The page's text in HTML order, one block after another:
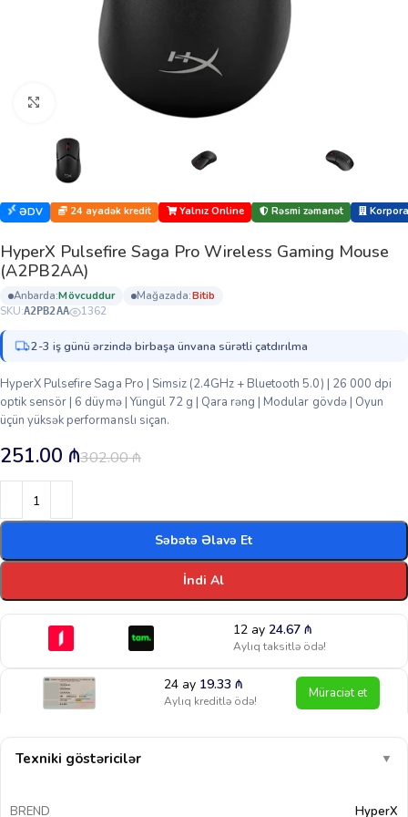
Böyütmək üçün klikləyin
ƏDV 24 ayadək kredit Yalnız Online Rəsmi zəmanət
HyperX Pulsefire Saga Pro Wireless Gaming Mouse
(A2PB2AA)
anbarda: mövcuddur mağazada:
bi̇ti̇b
SKU:A2PB2AA 1362
2-3 iş günü ərzində birbaşa ünvana sürətli çatdırılma
HyperX Pulsefire Saga Pro | Simsiz (2.4GHz + Bluetooth 5.0) | 26 000 dpi
optik sensör | 6 düymə | Yüngül 72 g | Qara rəng | Modular gövdə | Oyun
üçün yüksək performanslı siçan.
302.00₼
251.00 ₼
Səbətə Əlavə Et
İndi Al
12 ay 24.67 ₼
Aylıq taksitlə ödə!
24 ay 19.33₼
Aylıq kreditlə ödə! Müraciət et
Texniki göstəricilər ▼
BREND HyperX